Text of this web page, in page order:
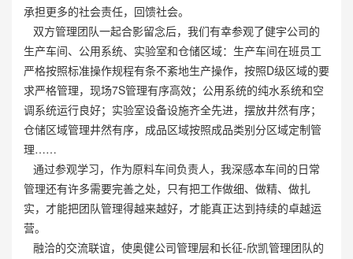
承担更多的社会责任，回馈社会。
双方管理团队一起合影留念后，我们有幸参观了健宇公司的
生产车间、公用系统、实验室和仓储区域：生产车间在班员工
严格按照标准操作规程有条不紊地生产操作，按照D级区域的要
求严格管理，现场7S管理有序高效；公用系统的纯水系统和空
调系统运行良好；实验室设备设施齐全先进，摆放井然有序；
仓储区域管理井然有序，成品区域按照成品类别分区域定制管
理……
通过参观学习，作为原料车间负责人，我深感本车间的日常
管理还有许多需要完善之处，只有把工作做细、做精、做扎
实，才能把团队管理得越来越好，才能真正达到持续的卓越运
营。
融洽的交流联谊，使奥健公司管理层和长征-欣凯管理团队的